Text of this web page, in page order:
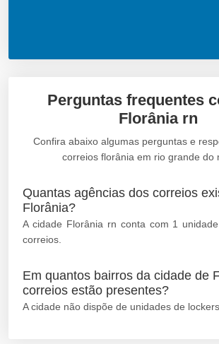
Perguntas frequentes
Florânia rn
Confira abaixo algumas perguntas e
correios florânia em rio grande do
Quantas agências dos correios
Florânia?
A cidade Florânia rn conta com 1
correios.
Em quantos bairros da cidade de
correios estão presentes?
A cidade não dispõe de unidades de